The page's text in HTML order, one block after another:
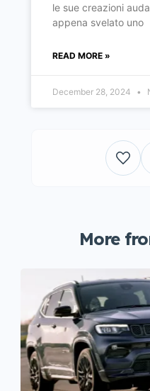
le sue creazioni
appena svelato uno
READ MORE »
December 28, 2024
More